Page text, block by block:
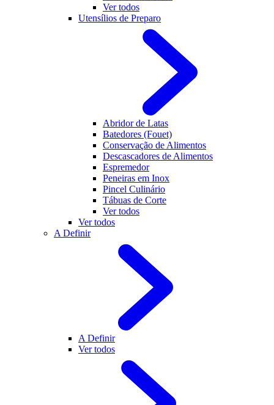
Ver todos
Utensílios de Preparo
Abridor de Latas
Batedores (Fouet)
Conservação de Alimentos
Descascadores de Alimentos
Espremedor
Peneiras em Inox
Pincel Culinário
Tábuas de Corte
Ver todos
Ver todos
A Definir
A Definir
Ver todos